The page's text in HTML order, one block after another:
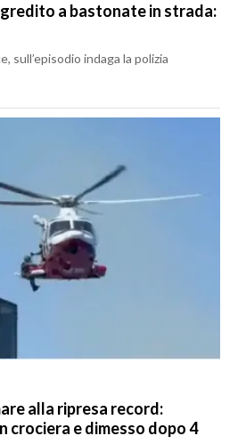
a bastonate in strada:
sull’episodio indaga la polizia
alla ripresa record:
crociera e dimesso dopo 4